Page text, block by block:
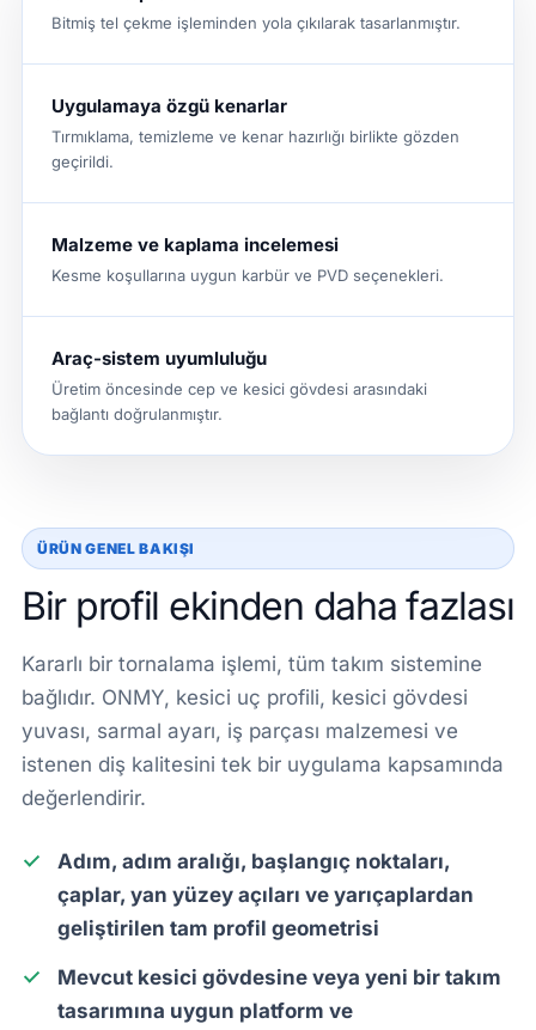
Bitmiş tel çekme işleminden yola çıkılarak tasarlanmıştır.
Uygulamaya özgü kenarlar
Tırmıklama, temizleme ve kenar hazırlığı birlikte gözden
geçirildi.
Malzeme ve kaplama incelemesi
Kesme koşullarına uygun karbür ve PVD seçenekleri.
Araç-sistem uyumluluğu
Üretim öncesinde cep ve kesici gövdesi arasındaki
bağlantı doğrulanmıştır.
ÜRÜN GENEL BAKIŞI
Bir profil ekinden daha fazlası
Kararlı bir tornalama işlemi, tüm takım sistemine
bağlıdır. ONMY, kesici uç profili, kesici gövdesi
yuvası, sarmal ayarı, iş parçası malzemesi ve
istenen diş kalitesini tek bir uygulama kapsamında
değerlendirir.
Adım, adım aralığı, başlangıç noktaları,
çaplar, yan yüzey açıları ve yarıçaplardan
geliştirilen tam profil geometrisi
Mevcut kesici gövdesine veya yeni bir takım
tasarımına uygun platform ve